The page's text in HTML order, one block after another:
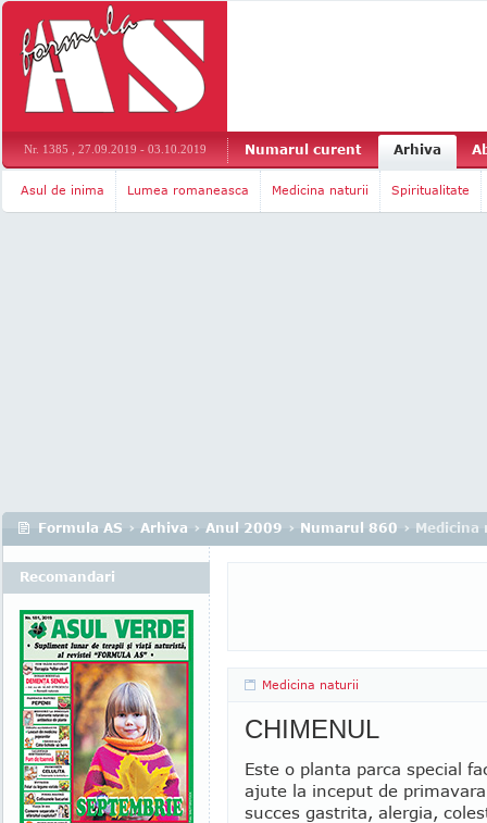
Nr. 1385 , 27.09.2019 - 03.10.2019 Numarul curent Arhiva
Asul de inima Lumea romaneasca Medicina naturii Spiritualitate
Formula AS › Arhiva › Anul 2009 › Numarul 860 ›
Medicina naturii
CHIMENUL
Este o planta parca special
ajute la inceput de
succes gastrita, alergia,
Recomandari